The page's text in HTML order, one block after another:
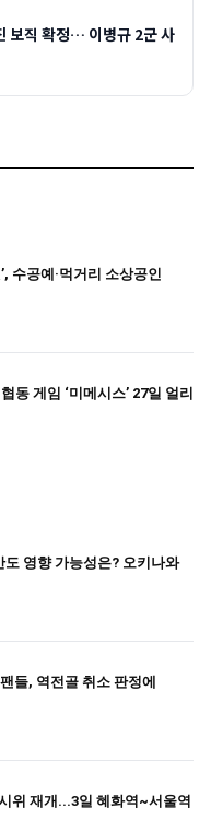
보직 확정… 이병규 2군 사
수공예·먹거리 소상공인
동 게임 ‘미메시스’ 27일 얼리
영향 가능성은? 오키나와
들, 역전골 취소 판정에
위 재개...3일 혜화역~서울역